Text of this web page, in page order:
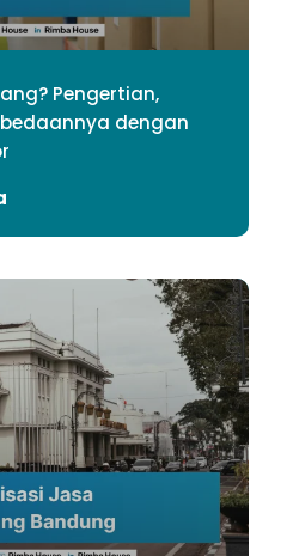
Pengertian,
dengan